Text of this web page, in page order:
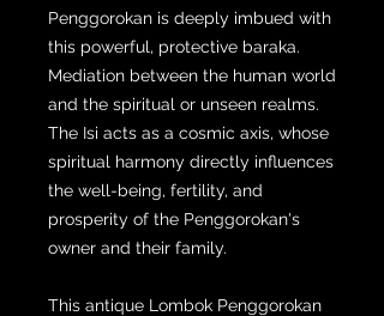
Penggorokan is deeply imbued with
this powerful, protective baraka.
Mediation between the human world
and the spiritual or unseen realms.
The Isi acts as a cosmic axis, whose
spiritual harmony directly influences
the well-being, fertility, and
prosperity of the Penggorokan's
owner and their family.
This antique Lombok Penggorokan